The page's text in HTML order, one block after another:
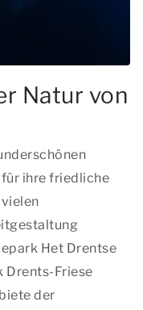
Natur von
ihre friedliche
Het Drentse
Drents-Friese
der